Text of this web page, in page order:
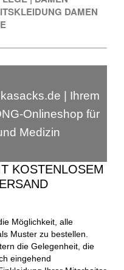
DAMEN
| Ihrem
Onlineshop für
Medizin
KOSTENLOSEM
Möglichkeit, alle
Muster zu bestellen.
die Gelegenheit, die
eingehend